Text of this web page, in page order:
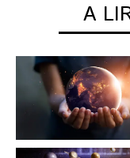
A